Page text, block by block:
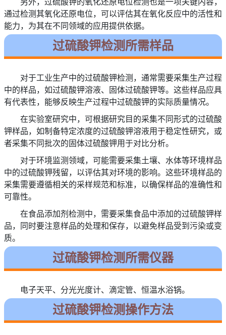
通过检测其氧化还原电位，可以评估其在氧化反应中的活性和
能力，为其在不同领域的应用提供依据。
过硫酸钾检测所需样品
对于工业生产中的过硫酸钾检测，通常需要采集生产过程
中的样品，如过硫酸钾溶液、固体过硫酸钾等。这些样品应具
有代表性，能够反映生产过程中过硫酸钾的实际质量情况。
在实验室研究中，可根据研究目的采集不同形式的过硫酸
钾样品，如制备特定浓度的过硫酸钾溶液用于稳定性研究，或
者采集不同批次的固体过硫酸钾用于对比分析。
对于环境监测领域，可能需要采集土壤、水体等环境样品
中的过硫酸钾残留，以评估其对环境的影响。这些环境样品的
采集需要遵循相关的采样规范和标准，以确保样品的准确性和
可靠性。
在食品添加剂检测中，需要采集食品中添加的过硫酸钾样
品，同时要注意样品的处理和保存，以避免样品受到污染或变
质。
过硫酸钾检测所需仪器
电子天平、分光光度计、滴定管、恒温水浴锅。
过硫酸钾检测操作方法